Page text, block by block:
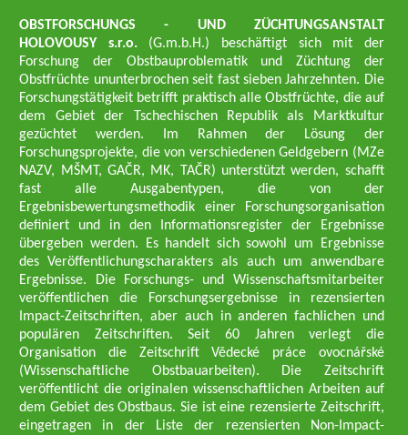
OBSTFORSCHUNGS - UND ZÜCHTUNGSANSTALT
HOLOVOUSY s.r.o. (G.m.b.H.) beschäftigt sich mit der
Forschung der Obstbauproblematik und Züchtung der
Obstfrüchte ununterbrochen seit fast sieben Jahrzehnten. Die
Forschungstätigkeit betrifft praktisch alle Obstfrüchte, die auf
dem Gebiet der Tschechischen Republik als Marktkultur
gezüchtet werden. Im Rahmen der Lösung der
Forschungsprojekte, die von verschiedenen Geldgebern (MZe
NAZV, MŠMT, GAČR, MK, TAČR) unterstützt werden, schafft
fast alle Ausgabentypen, die von der
Ergebnisbewertungsmethodik einer Forschungsorganisation
definiert und in den Informationsregister der Ergebnisse
übergeben werden. Es handelt sich sowohl um Ergebnisse
des Veröffentlichungscharakters als auch um anwendbare
Ergebnisse. Die Forschungs- und Wissenschaftsmitarbeiter
veröffentlichen die Forschungsergebnisse in rezensierten
Impact-Zeitschriften, aber auch in anderen fachlichen und
populären Zeitschriften. Seit 60 Jahren verlegt die
Organisation die Zeitschrift Vědecké práce ovocnářské
(Wissenschaftliche Obstbauarbeiten). Die Zeitschrift
veröffentlicht die originalen wissenschaftlichen Arbeiten auf
dem Gebiet des Obstbaus. Sie ist eine rezensierte Zeitschrift,
eingetragen in der Liste der rezensierten Non-Impact-